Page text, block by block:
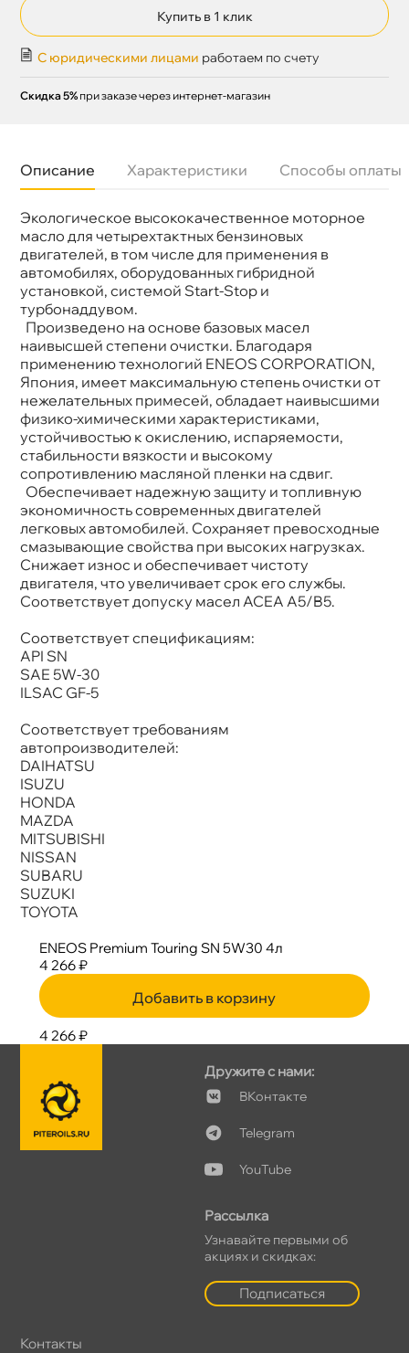
Купить в 1 клик
С юридическими лицами работаем по счету
Скидка 5% при заказе через интернет-магазин
Описание Характеристики Способы оплаты
Экологическое высококачественное моторное
масло для четырехтактных бензиновых
двигателей, в том числе для применения
автомобилях, оборудованных гибридной
установкой, системой Start-Stop и
турбонаддувом.
Произведено на основе базовых масел
наивысшей степени очистки. Благодаря
применению технологий ENEOS CORPORATION,
Япония, имеет максимальную степень очистки от
нежелательных примесей, обладает наивысшими
физико-химическими характеристиками,
устойчивостью к окислению, испаряемости,
стабильности вязкости и высокому
сопротивлению масляной пленки на сдвиг.
Обеспечивает надежную защиту и топливную
экономичность современных двигателей
легковых автомобилей. Сохраняет превосходные
смазывающие свойства при высоких нагрузках.
Снижает износ и обеспечивает чистоту
двигателя, что увеличивает срок его службы.
Соответствует допуску масел ACEA A5/B5.
Соответствует спецификациям:
API SN
SAE 5W-30
ILSAC GF-5
Соответствует требованиям
автопроизводителей:
DAIHATSU
ISUZU
HONDA
MAZDA
MITSUBISHI
NISSAN
SUBARU
SUZUKI
TOYOTA
Бренд
ENEOS
Артикул
8809478942216
ENEOS Premium Touring SN 5W30 4л
4 266 ₽
Добавить в корзину
4 266 ₽
Дружите с нами:
Контакте
Telegram
YouTube
Рассылка
Узнавайте первыми о
акциях и скидках:
Подписаться
Контакты